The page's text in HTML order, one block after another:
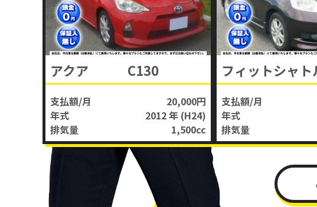
アクア C130
支払額/月
20,000円
年式
2012 年 (H24)
排気量
1,500cc
支払額/月
年式
排気量